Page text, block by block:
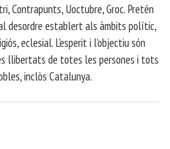
Contrapunts, Uoctubre, Groc. Pretén
desordre establert als àmbits polític,
eclesial. L'esperit i l'objectiu són
llibertats de totes les persones i tots
inclòs Catalunya.